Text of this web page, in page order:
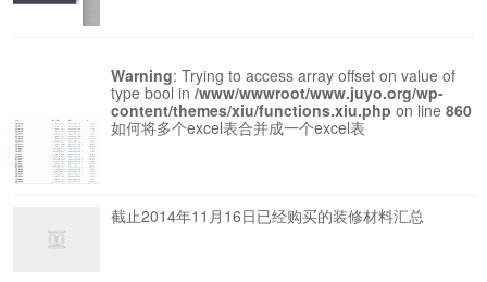
Warning: Trying to access array offset on value of
type bool in /www/wwwroot/www.juyo.org/wp-
content/themes/xiu/functions.xiu.php on line 860
如何将多个excel表合并成一个excel表
截止2014年11月16日已经购买的装修材料汇总